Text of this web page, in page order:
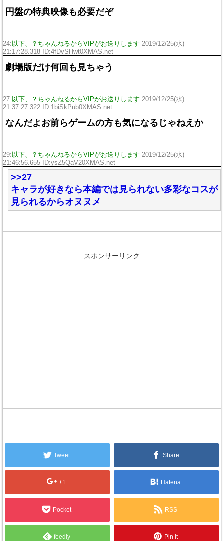
円盤の特典映像も必要だぞ
24: 以下、？ちゃんねるからVIPがお送りします 2019/12/25(水)
21:17:28.318 ID:4fDvSHwt0XMAS.net
劇場版だけ何回も見ちゃう
27: 以下、？ちゃんねるからVIPがお送りします 2019/12/25(水)
21:37:27.322 ID:1biSkPub0XMAS.net
なんだよお前らゲームの方も気になるじゃねえか
29: 以下、？ちゃんねるからVIPがお送りします 2019/12/25(水)
21:46:56.655 ID:ysZ5QaV20XMAS.net
>>27
キャラが好きなら本編では見られない多彩なコスが
見られるからオヌヌメ
スポンサーリンク
Tweet Share
+1 Hatena
Pocket RSS
feedly Pin it